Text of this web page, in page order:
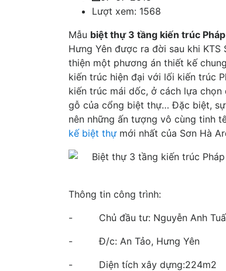
Lượt xem: 1568
Mẫu biệt thự 3 tầng kiến trúc
Hưng Yên được ra đời sau khi
thiện một phương án thiết kế
kiến trúc hiện đại với lối kiến trúc
kiến trúc mái dốc, ở cách lựa
gỗ của cổng biệt thự… Đặc biệt,
nên những ấn tượng vô cùng tinh
kế biệt thựmới nhất của Sơn Hà
Thông tin công trình:
- Chủ đầu tư: Nguyễn Anh
- Đ/c: An Tảo, Hưng Yên
- Diện tích xây dựng:224m2